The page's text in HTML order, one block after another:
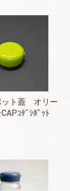
ット蓋 オリー
ｺﾀﾞｼﾎﾟｯﾄ